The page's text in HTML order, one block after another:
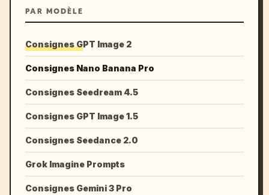
PAR MODÈLE
Consignes GPT Image 2
Consignes Nano Banana Pro
Consignes Seedream 4.5
Consignes GPT Image 1.5
Consignes Seedance 2.0
Grok Imagine Prompts
Consignes Gemini 3 Pro